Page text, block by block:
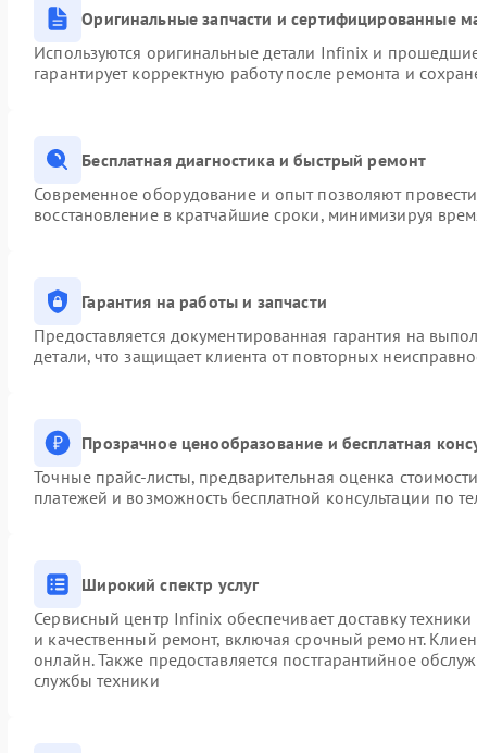
Оригинальные запчасти и сертифицированные
Используются оригинальные детали Infinix и
гарантирует корректную работу после ремонта и
Бесплатная диагностика и быстрый ремонт
Современное оборудование и опыт позволяют провести
восстановление в кратчайшие сроки, минимизируя
Гарантия на работы и запчасти
Предоставляется документированная гарантия на
детали, что защищает клиента от повторных
Прозрачное ценообразование и бесплатная
Точные прайс-листы, предварительная оценка
платежей и возможность бесплатной консультации по
Широкий спектр услуг
Сервисный центр Infinix обеспечивает доставку
и качественный ремонт, включая срочный ремонт.
онлайн. Также предоставляется постгарантийное
службы техники